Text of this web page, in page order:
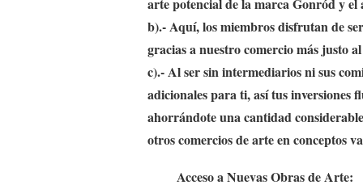
arte potencial de la marca Gonród y el
b).- Aquí, los miembros disfrutan de
gracias a nuestro comercio más justo
c).- Al ser sin intermediarios ni sus
adicionales para ti, así tus inversiones
ahorrándote una cantidad
otros comercios de arte en conceptos
Acceso a Nuevas Obras de Arte: